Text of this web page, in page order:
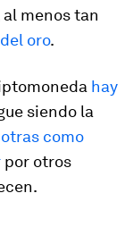
menos tan
oro.
hay
siendo la
como
por otros